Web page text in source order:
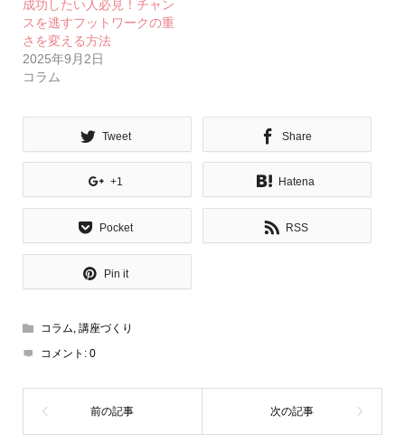
成功したい人必見！チャン
スを逃すフットワークの重
さを変える方法
2025年9月2日
コラム
Tweet Share
+1 Hatena
Pocket RSS
Pin it
コラム, 講座づくり
コメント: 0